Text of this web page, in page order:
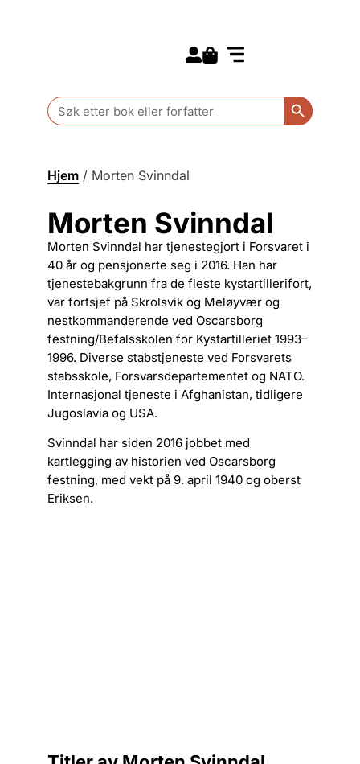
Search
for:
Search
Hjem / Morten Svinndal
Morten Svinndal
Morten Svinndal har tjenestegjort i Forsvaret i
40 år og pensjonerte seg i 2016. Han har
tjenestebakgrunn fra de fleste kystartillerifort,
var fortsjef på Skrolsvik og Meløyvær og
nestkommanderende ved Oscarsborg
festning/Befalsskolen for Kystartilleriet 1993–
1996. Diverse stabstjeneste ved Forsvarets
stabsskole, Forsvarsdepartementet og NATO.
Internasjonal tjeneste i Afghanistan, tidligere
Jugoslavia og USA.
Svinndal har siden 2016 jobbet med
kartlegging av historien ved Oscarsborg
festning, med vekt på 9. april 1940 og oberst
Eriksen.